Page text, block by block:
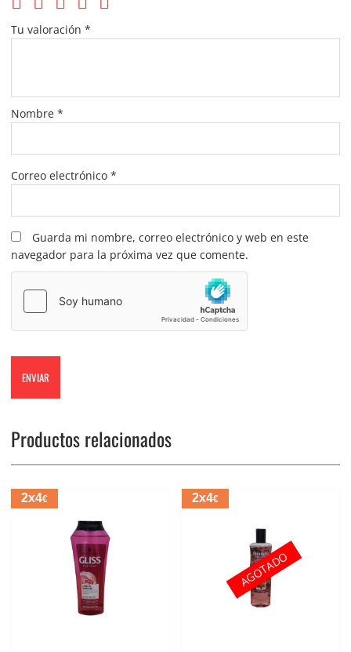
Tu valoración *
Nombre *
Correo electrónico *
Guarda mi nombre, correo electrónico y web en este
navegador para la próxima vez que comente.
Productos relacionados
2x4€ 2x4€
AGOTADO